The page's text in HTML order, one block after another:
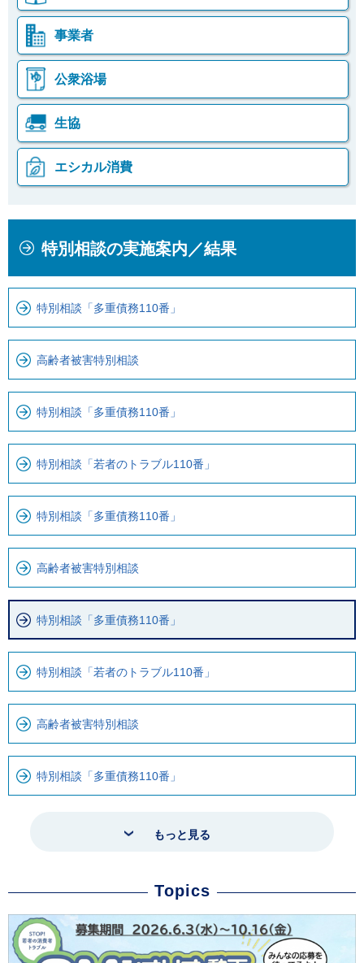
事業者
公衆浴場
生協
エシカル消費
ま
で
す
ロ
カ
ル
ビ
で
す
特別相談の実施案内／結果
特別相談「多重債務110番」
高齢者被害特別相談
特別相談「多重債務110番」
特別相談「若者のトラブル110番」
特別相談「多重債務110番」
高齢者被害特別相談
特別相談「多重債務110番」
特別相談「若者のトラブル110番」
高齢者被害特別相談
特別相談「多重債務110番」
もっと見る
Topics